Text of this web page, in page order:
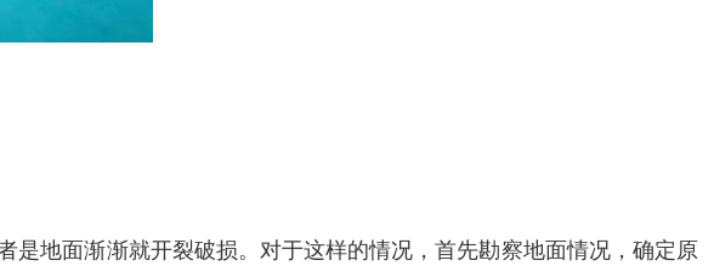
地面渐渐就开裂破损。对于这样的情况，首先勘察地面情况，确定原